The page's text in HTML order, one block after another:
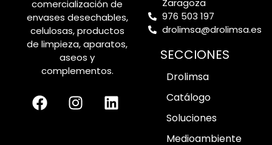
comercialización de
envases desechables,
celulosas, productos
de limpieza, aparatos,
aseos y
complementos.
Zaragoza
976 503 197
drolimsa@drolimsa.es
SECCIONES
Drolimsa
Catálogo
Soluciones
Medioambiente